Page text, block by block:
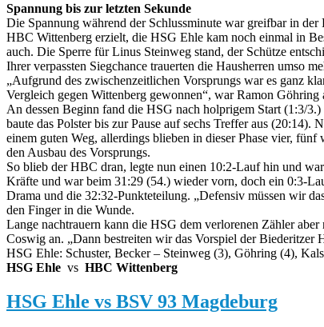
Spannung bis zur letzten Sekunde
Die Spannung während der Schlussminute war greifbar in
HBC Wittenberg erzielt, die HSG Ehle kam noch einmal in
auch. Die Sperre für Linus Steinweg stand, der Schütze
Ihrer verpassten Siegchance trauerten die Hausherren umso
„Aufgrund des zwischenzeitlichen Vorsprungs war es ganz
Vergleich gegen Wittenberg gewonnen“, war Ramon Göhring
An dessen Beginn fand die HSG nach holprigem Start (1:3/
baute das Polster bis zur Pause auf sechs Treffer aus (20:14).
einem guten Weg, allerdings blieben in dieser Phase vier,
den Ausbau des Vorsprungs.
So blieb der HBC dran, legte nun einen 10:2-Lauf hin und
Kräfte und war beim 31:29 (54.) wieder vorn, doch ein 0:3-
Drama und die 32:32-Punkteteilung. „Defensiv müssen wir
den Finger in die Wunde.
Lange nachtrauern kann die HSG dem verlorenen Zähler
Coswig an. „Dann bestreiten wir das Vorspiel der Biederitzer
HSG Ehle: Schuster, Becker – Steinweg (3), Göhring (4),
HSG Ehle vs HBC Wittenberg
HSG Ehle vs BSV 93 Magdeburg